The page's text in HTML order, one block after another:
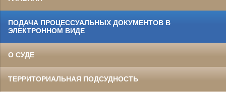
ПОДАЧА ПРОЦЕССУАЛЬНЫХ ДОКУМЕНТОВ В
ЭЛЕКТРОННОМ ВИДЕ
О СУДЕ
ТЕРРИТОРИАЛЬНАЯ ПОДСУДНОСТЬ